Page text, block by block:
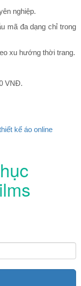
nghiệp.
mã đa dạng chỉ trong
xu hướng thời trang.
VNĐ.
kế áo online